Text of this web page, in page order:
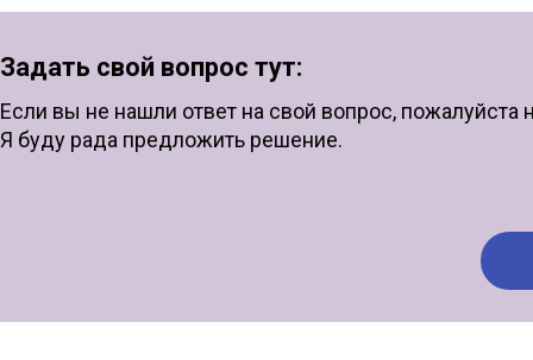
Задать свой вопрос тут:
Если вы не нашли ответ на свой вопрос, пожалуйста
Я буду рада предложить решение.